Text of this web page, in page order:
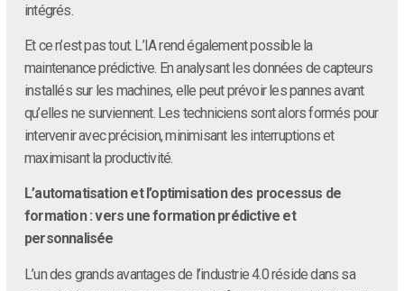
intégrés.
Et ce n’est pas tout. L’IA rend également possible la
maintenance prédictive. En analysant les données de capteurs
installés sur les machines, elle peut prévoir les pannes avant
qu’elles ne surviennent. Les techniciens sont alors formés pour
intervenir avec précision, minimisant les interruptions et
maximisant la productivité.
L’automatisation et l’optimisation des processus de
formation : vers une formation prédictive et
personnalisée
L’un des grands avantages de l’industrie 4.0 réside dans sa